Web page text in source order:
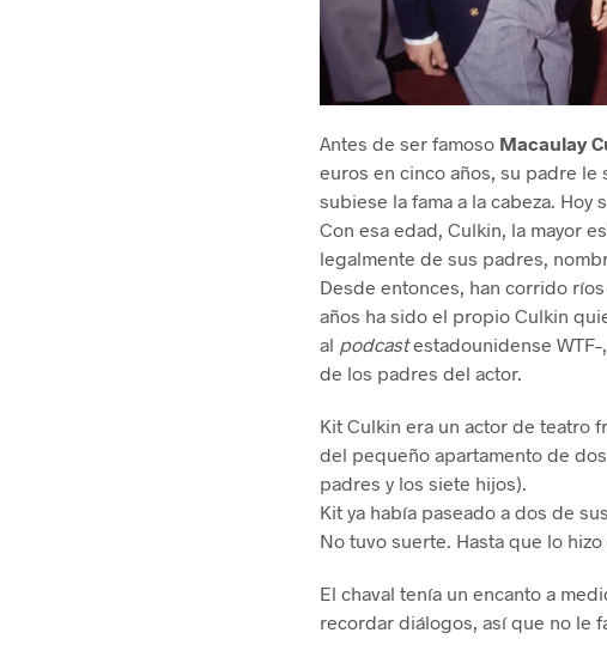
Antes de ser famoso Macaulay
euros en cinco años, su padre
subiese la fama a la cabeza. Hoy
Con esa edad, Culkin, la mayor
legalmente de sus padres,
Desde entonces, han corrido
años ha sido el propio Culkin
al podcastestadounidense
de los padres del actor.
Kit Culkin era un actor de teatro
del pequeño apartamento de
padres y los siete hijos).
Kit ya había paseado a dos de
No tuvo suerte. Hasta que lo hizo
El chaval tenía un encanto a
recordar diálogos, así que no le